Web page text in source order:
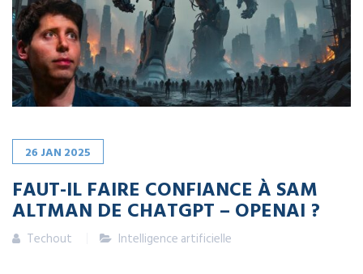
26 JAN 2025
FAUT-IL FAIRE CONFIANCE À SAM
ALTMAN DE CHATGPT – OPENAI ?
Techout Intelligence artificielle